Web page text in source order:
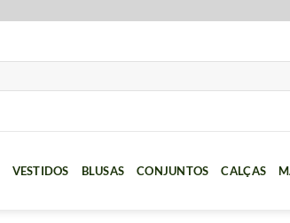
VESTIDOS BLUSAS CONJUNTOS CALÇAS